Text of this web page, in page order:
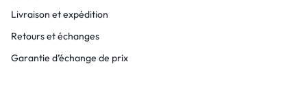
Livraison et expédition
Retours et échanges
Garantie d’échange de prix